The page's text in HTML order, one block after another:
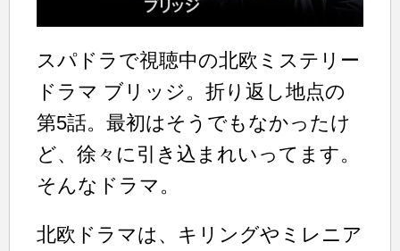
スパドラで視聴中の北欧ミステリー
ドラマ ブリッジ。折り返し地点の
第5話。最初はそうでもなかったけ
ど、徐々に引き込まれいってます。
そんなドラマ。
北欧ドラマは、キリングやミレニア